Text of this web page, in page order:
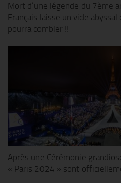
Mort d’une légende du 7ème
Français laisse un vide
pourra combler !!
Après une Cérémonie
« Paris 2024 » sont